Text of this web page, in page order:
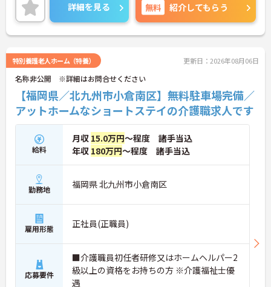
ご興味のある方はご面接のポイントをお伝えします
ので、お気軽にご相談ください。
詳細を見る 無料 紹介してもらう
特別養護老人ホーム（特養） 更新日：2026年08月06日
名称非公開 ※詳細はお問合せください
【福岡県／北九州市小倉南区】無料駐車場完備／
アットホームなショートステイの介護職求人です
給料
月収 15.0万円～程度 諸手当込
年収 180万円～程度 諸手当込
勤務地 福岡県 北九州市小倉南区
雇用形態 正社員(正職員)
応募要件
■介護職員初任者研修又はホームヘルパー2
級以上の資格をお持ちの方 ※介護福祉士優
遇